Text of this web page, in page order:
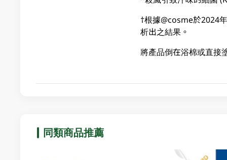
†根據@cosme於2024
析出之結果。
將產品倒在浴棉或直接
同類商品推薦